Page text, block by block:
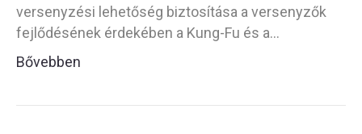
versenyzési lehetőség biztosítása a versenyzők
fejlődésének érdekében a Kung-Fu és a…
Bővebben